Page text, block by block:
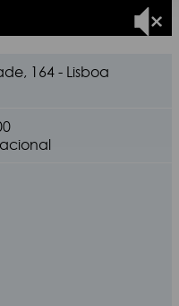
164 - Lisboa